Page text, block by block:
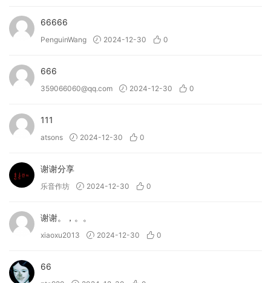
66666
PenguinWang 2024-12-30 0
666
359066060@qq.com 2024-12-30 0
111
atsons 2024-12-30 0
谢谢分享
乐音作坊 2024-12-30 0
谢谢。，。。
xiaoxu2013 2024-12-30 0
66